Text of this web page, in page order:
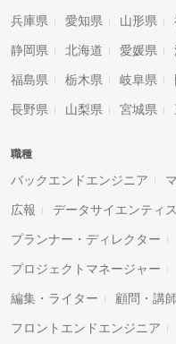
兵庫県 愛知県 山形県
静岡県 北海道 愛媛県
福島県 栃木県 岐阜県
長野県 山梨県 宮城県
職種
バックエンドエンジニア
広報 データサイエンティ
プランナー・ディレクター
プロジェクトマネージャー
編集・ライター 顧問・講師
フロントエンドエンジニア